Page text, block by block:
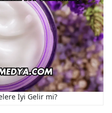
İyi Gelir mi?